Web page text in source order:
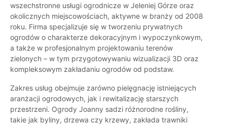
wszechstronne usługi ogrodnicze w Jeleniej Górze oraz
okolicznych miejscowościach, aktywne w branży od 2008
roku. Firma specjalizuje się w tworzeniu prywatnych
ogrodów o charakterze dekoracyjnym i wypoczynkowym,
a także w profesjonalnym projektowaniu terenów
zielonych – w tym przygotowywaniu wizualizacji 3D oraz
kompleksowym zakładaniu ogrodów od podstaw.
Zakres usług obejmuje zarówno pielęgnację istniejących
aranżacji ogrodowych, jak i rewitalizację starszych
przestrzeni. Ogrody Joanny sadzi różnorodne rośliny,
takie jak byliny, drzewa czy krzewy, zakłada trawniki